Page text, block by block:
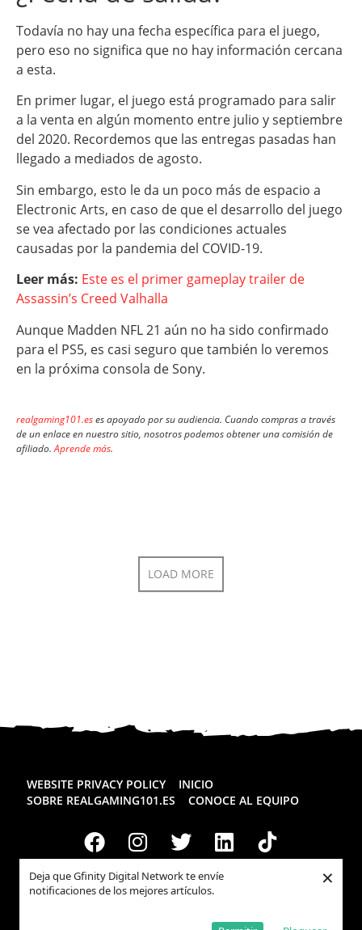
Deja que Gfinity Digital Network te envíe
notificaciones de los mejores artículos.
×
Todavía no hay una fecha específica para el juego,
pero eso no significa que no hay información cercana
a esta.
En primer lugar, el juego está programado para salir
a la venta en algún momento entre julio y septiembre
del 2020. Recordemos que las entregas pasadas han
llegado a mediados de agosto.
Sin embargo, esto le da un poco más de espacio a
Electronic Arts, en caso de que el desarrollo del juego
se vea afectado por las condiciones actuales
causadas por la pandemia del COVID-19.
Leer más: Este es el primer gameplay trailer de
Assassin’s Creed Valhalla
Aunque Madden NFL 21 aún no ha sido confirmado
para el PS5, es casi seguro que también lo veremos
en la próxima consola de Sony.
realgaming101.eses apoyado por su audiencia. Cuando compras a través
de un enlace en nuestro sitio, nosotros podemos obtener una comisión de
afiliado.Aprende más.
LOAD MORE
WEBSITE PRIVACY POLICY
INICIO
SOBRE REALGAMING101.ES
CONOCE AL EQUIPO
Todos los derechos reservadosRealgaming.es